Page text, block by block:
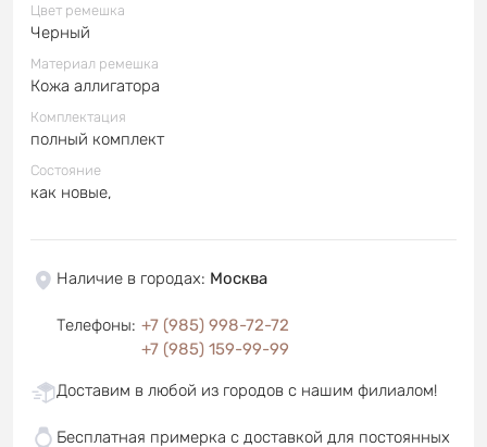
Цвет ремешка
Черный
Материал ремешка
Кожа аллигатора
Комплектация
полный комплект
Состояние
как новые,
Наличие в городах: Москва
Телефоны: +7 (985) 998-72-72
+7 (985) 159-99-99
Доставим в любой из городов с нашим филиалом!
Бесплатная примерка с доставкой для постоянных